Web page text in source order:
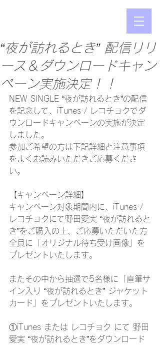
“夜が訪れるとき” 配信リリ
ース＆ダウンロードキャン
ペーン実施決定！！
NEW SINGLE “夜が訪れるとき”の配信
を記念して、iTunes / レコチョクでダ
ウンロードキャンペーンの実施が決定
しました。
参加ご希望の方は下記詳細と注意事項
をよくお読みいただきご応募くださ
い。
【キャンペーン詳細】
キャンペーン対象期間内に、iTunes /
レコチョクにて野田愛実 “夜が訪れると
き”をご購入の上、ご応募いただいた方
全員に「オリジナル待ち受け画像」を
プレゼントいたします。
またその中から抽選で5名様に「直筆サ
イン入り “夜が訪れるとき” ジャケット
カード」をプレゼントいたします。
①iTunes または レコチョク にて 野田
愛実 “夜が訪れるとき”をダウンロード